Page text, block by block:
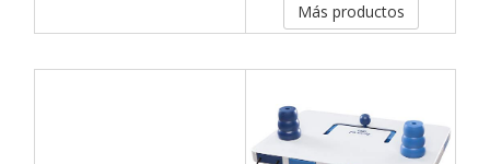
Más productos